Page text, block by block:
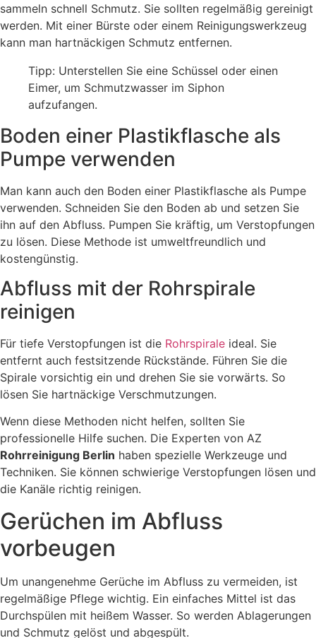
sammeln schnell Schmutz. Sie sollten regelmäßig gereinigt
werden. Mit einer Bürste oder einem Reinigungswerkzeug
kann man hartnäckigen Schmutz entfernen.
Tipp: Unterstellen Sie eine Schüssel oder einen
Eimer, um Schmutzwasser im Siphon
aufzufangen.
Boden einer Plastikflasche als
Pumpe verwenden
Man kann auch den Boden einer Plastikflasche als Pumpe
verwenden. Schneiden Sie den Boden ab und setzen Sie
ihn auf den Abfluss. Pumpen Sie kräftig, um Verstopfungen
zu lösen. Diese Methode ist umweltfreundlich und
kostengünstig.
Abfluss mit der Rohrspirale
reinigen
Für tiefe Verstopfungen ist die Rohrspirale ideal. Sie
entfernt auch festsitzende Rückstände. Führen Sie die
Spirale vorsichtig ein und drehen Sie sie vorwärts. So
lösen Sie hartnäckige Verschmutzungen.
Wenn diese Methoden nicht helfen, sollten Sie
professionelle Hilfe suchen. Die Experten von AZ
Rohrreinigung Berlin haben spezielle Werkzeuge und
Techniken. Sie können schwierige Verstopfungen lösen und
die Kanäle richtig reinigen.
Gerüchen im Abfluss
vorbeugen
Um unangenehme Gerüche im Abfluss zu vermeiden, ist
regelmäßige Pflege wichtig. Ein einfaches Mittel ist das
Durchspülen mit heißem Wasser. So werden Ablagerungen
und Schmutz gelöst und abgespült.